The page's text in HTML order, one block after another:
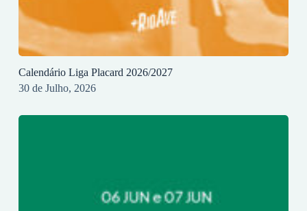
Calendário Liga Placard 2026/2027
30 de Julho, 2026